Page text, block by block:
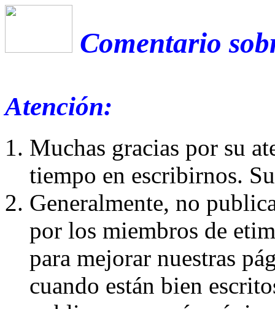
Comentario
Atención:
Muchas gracias por su
tiempo en escribirnos.
Generalmente, no
por los miembros de
para mejorar nuestras
cuando están bien